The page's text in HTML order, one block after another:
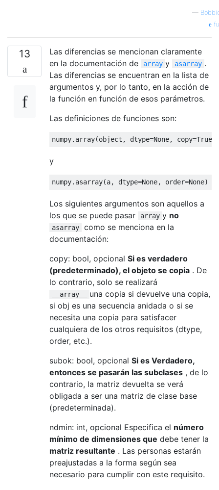
—
13
Las diferencias se mencionan claramente
en la documentación de
array y asarray .
Las diferencias se encuentran en la lista de
argumentos y, por lo tanto, en la acción de
la función en función de esos parámetros.
Las definiciones de funciones son:
numpy. array(object , dtype=None, copy=True
y
numpy. asarray(a, dtype=None, order=None)
Los siguientes argumentos son aquellos a
los que se puede pasar
array y no
asarray
como se menciona en la
documentación:
copy: bool, opcional Si es verdadero
(predeterminado), el objeto se copia . De
lo contrario, solo se realizará
__array__
una copia si devuelve una copia,
si obj es una secuencia anidada o si se
necesita una copia para satisfacer
cualquiera de los otros requisitos (dtype,
order, etc.).
subok: bool, opcional Si es Verdadero,
entonces se pasarán las subclases , de lo
contrario, la matriz devuelta se verá
obligada a ser una matriz de clase base
(predeterminada).
ndmin: int, opcional Especifica el número
mínimo de dimensiones que debe tener la
matriz resultante . Las personas estarán
preajustadas a la forma según sea
necesario para cumplir con este requisito.